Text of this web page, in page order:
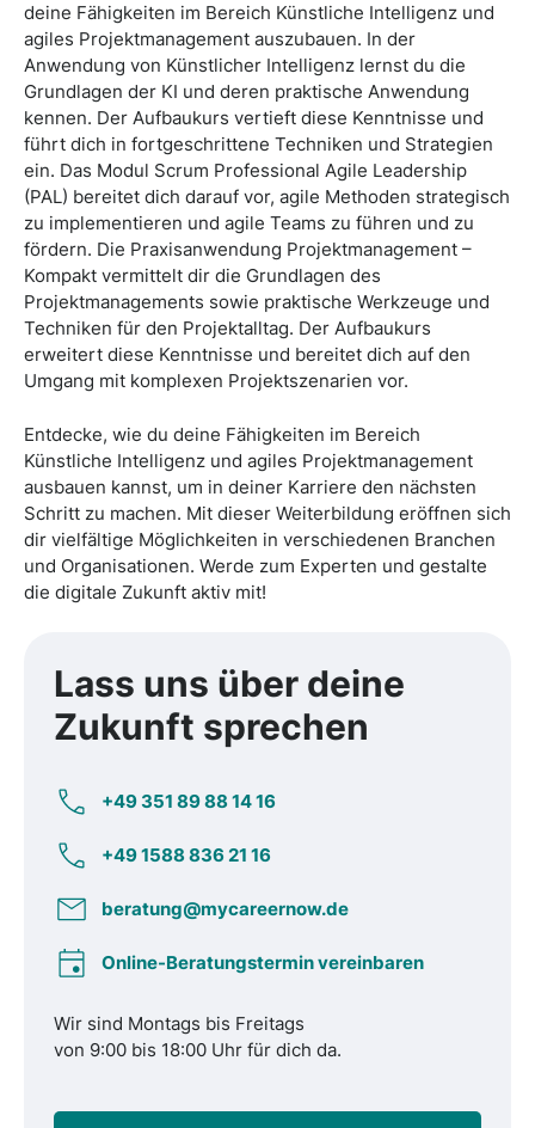
deine Fähigkeiten im Bereich Künstliche Intelligenz und
agiles Projektmanagement auszubauen. In der
Anwendung von Künstlicher Intelligenz lernst du die
Grundlagen der KI und deren praktische Anwendung
kennen. Der Aufbaukurs vertieft diese Kenntnisse und
führt dich in fortgeschrittene Techniken und Strategien
ein. Das Modul Scrum Professional Agile Leadership
(PAL) bereitet dich darauf vor, agile Methoden strategisch
zu implementieren und agile Teams zu führen und zu
fördern. Die Praxisanwendung Projektmanagement –
Kompakt vermittelt dir die Grundlagen des
Projektmanagements sowie praktische Werkzeuge und
Techniken für den Projektalltag. Der Aufbaukurs
erweitert diese Kenntnisse und bereitet dich auf den
Umgang mit komplexen Projektszenarien vor.
Entdecke, wie du deine Fähigkeiten im Bereich
Künstliche Intelligenz und agiles Projektmanagement
ausbauen kannst, um in deiner Karriere den nächsten
Schritt zu machen. Mit dieser Weiterbildung eröffnen sich
dir vielfältige Möglichkeiten in verschiedenen Branchen
und Organisationen. Werde zum Experten und gestalte
die digitale Zukunft aktiv mit!
Lass uns über deine
Zukunft sprechen
+49 351 89 88 14 16
+49 1588 836 21 16
beratung@mycareernow.de
Online-Beratungstermin vereinbaren
Wir sind Montags bis Freitags
von 9:00 bis 18:00 Uhr für dich da.